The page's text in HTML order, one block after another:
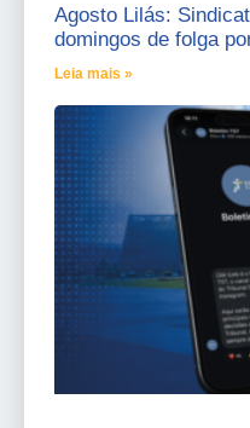
Agosto Lilás:
domingos de folga
Leia mais »